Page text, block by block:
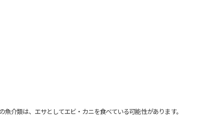
介類は、エサとしてエビ・カニを食べている可能性があります。